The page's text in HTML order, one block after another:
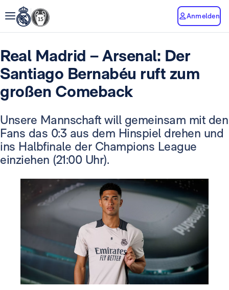
Anmelden
Real Madrid – Arsenal: Der
Santiago Bernabéu ruft zum
großen Comeback
Unsere Mannschaft will gemeinsam mit den
Fans das 0:3 aus dem Hinspiel drehen und
ins Halbfinale der Champions League
einziehen (21:00 Uhr).